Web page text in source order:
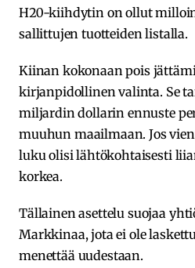
H20-kiihdytin on ollut
sallittujen tuotteiden listalla.
Kiinan kokonaan pois
kirjanpidollinen valinta. Se
miljardin dollarin ennuste
muuhun maailmaan. Jos
luku olisi lähtökohtaisesti
korkea.
Tällainen asettelu suojaa
Markkinaa, jota ei ole
menettää uudestaan.